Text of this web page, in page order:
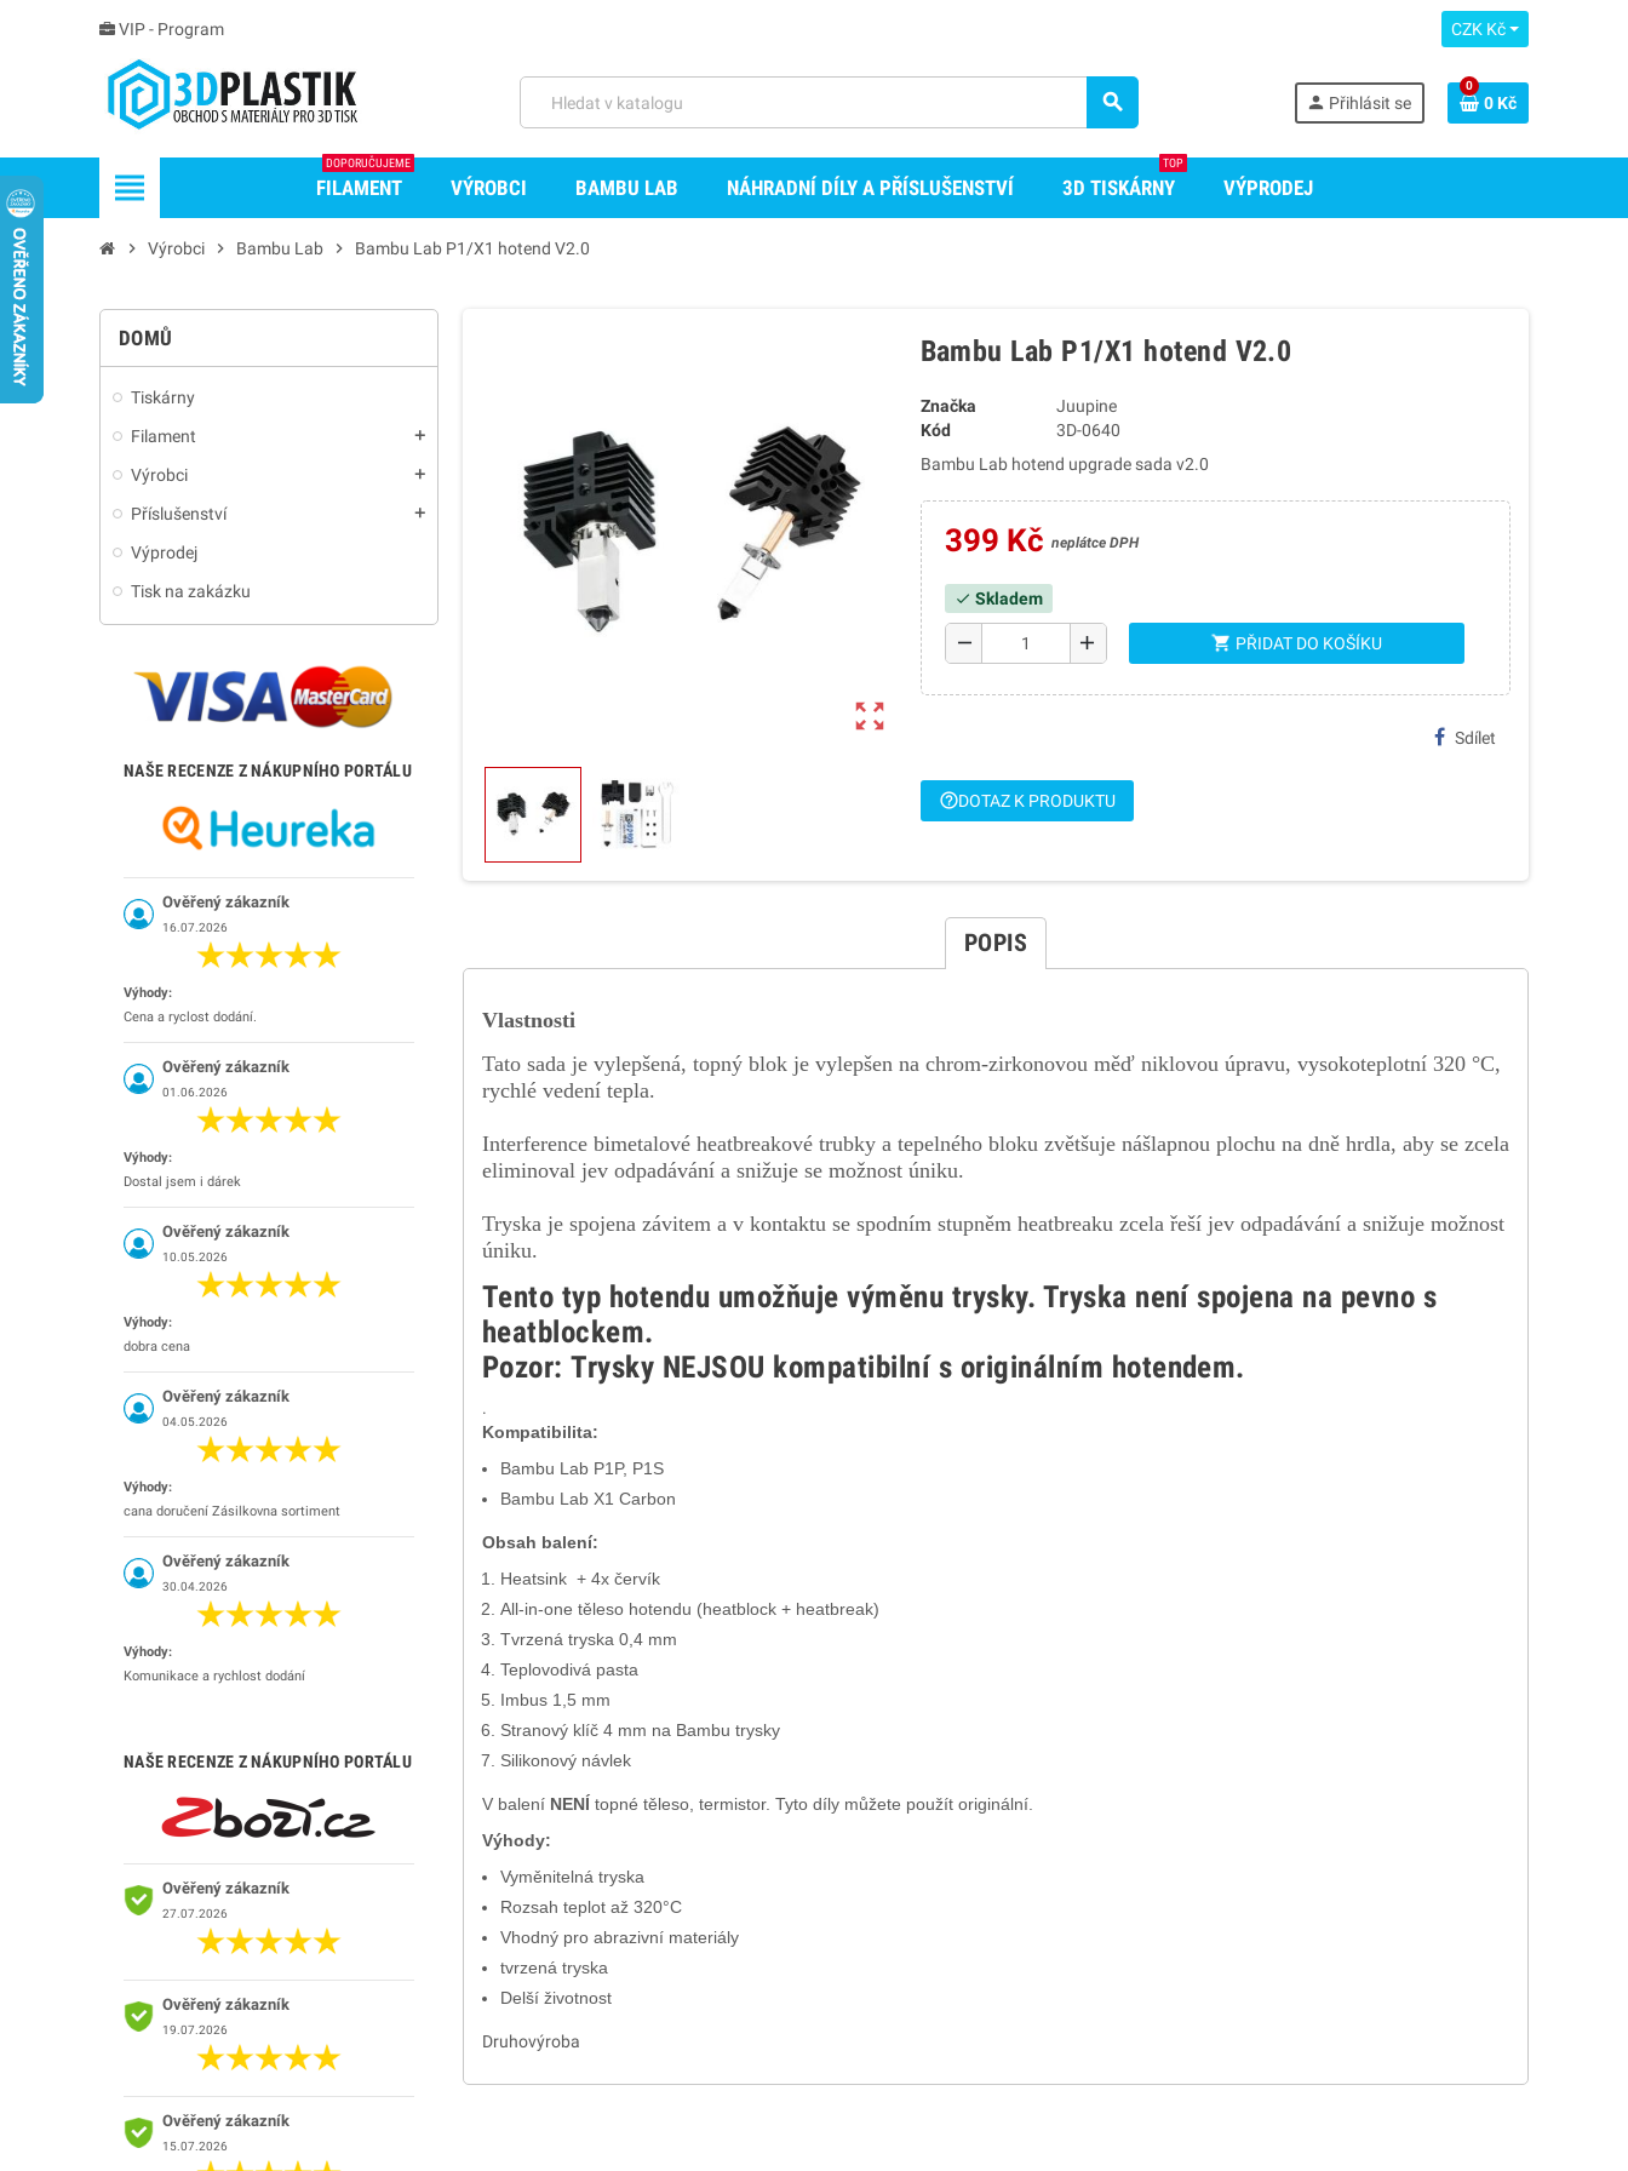
VIP - Program CZK Kč
search person Přihlásit se
0
0 Kč
view_headline FILAMENT
DOPORUČUJEME
VÝROBCI BAMBU LAB NÁHRADNÍ DÍLY A PŘÍSLUŠENSTVÍ 3D TISKÁRNY
TOP
VÝPRODEJ
chevron_right Výrobci chevron_right Bambu Lab chevron_right Bambu Lab P1/X1 hotend V2.0
DOMŮ
Tiskárny
Filament
add
Výrobci add
Příslušenství add
Výprodej
Tisk na zakázku
NAŠE RECENZE Z NÁKUPNÍHO PORTÁLU
Ověřený zákazník
16.07.2026
Výhody:
Cena a ryclost dodání.
Ověřený zákazník
01.06.2026
Výhody:
Dostal jsem i dárek
Ověřený zákazník
10.05.2026
Výhody:
dobra cena
Ověřený zákazník
04.05.2026
Výhody:
cana doručení Zásilkovna sortiment
Ověřený zákazník
30.04.2026
Výhody:
Komunikace a rychlost dodání
NAŠE RECENZE Z NÁKUPNÍHO PORTÁLU
Ověřený zákazník
27.07.2026
Ověřený zákazník
19.07.2026
Ověřený zákazník
15.07.2026
zoom_out_map
Bambu Lab P1/X1 hotend V2.0
Značka
Juupine
Kód
3D-0640
Bambu Lab hotend upgrade sada v2.0
399 Kč neplátce DPH
check Skladem
remove add shopping_cart PŘIDAT DO KOŠÍKU
Sdílet
help_outlineDOTAZ K PRODUKTU
POPIS
Vlastnosti
Tato sada je vylepšená, topný blok je vylepšen na chrom-zirkonovou měď niklovou úpravu, vysokoteplotní 320 °C,
rychlé vedení tepla.
Interference bimetalové heatbreakové trubky a tepelného bloku zvětšuje nášlapnou plochu na dně hrdla, aby se zcela
eliminoval jev odpadávání a snižuje se možnost úniku.
Tryska je spojena závitem a v kontaktu se spodním stupněm heatbreaku zcela řeší jev odpadávání a snižuje možnost
úniku.
Tento typ hotendu umožňuje výměnu trysky. Tryska není spojena na pevno s
heatblockem.
Pozor: Trysky NEJSOU kompatibilní s originálním hotendem.
.
Kompatibilita:
Bambu Lab P1P, P1S
Bambu Lab X1 Carbon
Obsah balení:
Heatsink + 4x červík
All-in-one těleso hotendu (heatblock + heatbreak)
Tvrzená tryska 0,4 mm
Teplovodivá pasta
Imbus 1,5 mm
Stranový klíč 4 mm na Bambu trysky
Silikonový návlek
V balení NENÍ topné těleso, termistor. Tyto díly můžete použít originální.
Výhody:
Vyměnitelná tryska
Rozsah teplot až 320°C
Vhodný pro abrazivní materiály
tvrzená tryska
Delší životnost
Druhovýroba